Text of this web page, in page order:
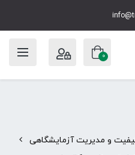
0
و مدیریت آزمایشگاهی